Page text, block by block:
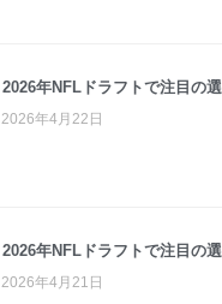
2026年NFLドラフトで注目の選
2026年4月22日
2026年NFLドラフトで注目の選
2026年4月21日